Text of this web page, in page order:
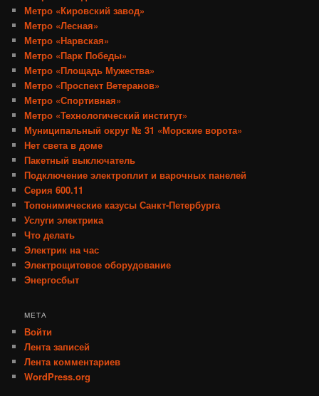
Метро «Кировский завод»
Метро «Лесная»
Метро «Нарвская»
Метро «Парк Победы»
Метро «Площадь Мужества»
Метро «Проспект Ветеранов»
Метро «Спортивная»
Метро «Технологический институт»
Муниципальный округ № 31 «Морские ворота»
Нет света в доме
Пакетный выключатель
Подключение электроплит и варочных панелей
Серия 600.11
Топонимические казусы Санкт-Петербурга
Услуги электрика
Что делать
Электрик на час
Электрощитовое оборудование
Энергосбыт
МЕТА
Войти
Лента записей
Лента комментариев
WordPress.org